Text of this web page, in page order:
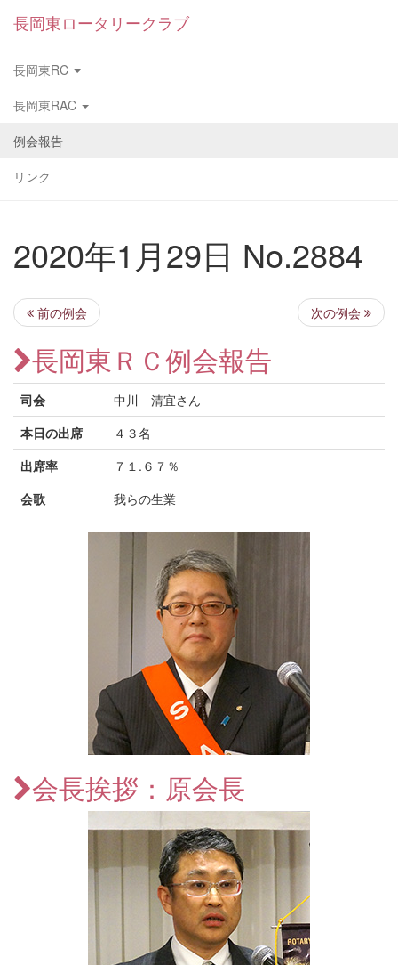
長岡東ロータリークラブ
長岡東RC
長岡東RAC
例会報告
リンク
2020年1月29日 No.2884
前の例会 次の例会
長岡東ＲＣ例会報告
司会
中川 清宜さん
本日の出席
４３名
出席率
７１.６７％
会歌
我らの生業
会長挨拶：原会長